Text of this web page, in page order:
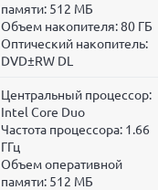
памяти: 512 МБ
Объем накопителя:80 ГБ
Оптический накопитель:
DVD±RW DL
Центральный процессор:
Intel Core Duo
Частота процессора: 1.66
ГГц
Объем оперативной
памяти: 512 МБ